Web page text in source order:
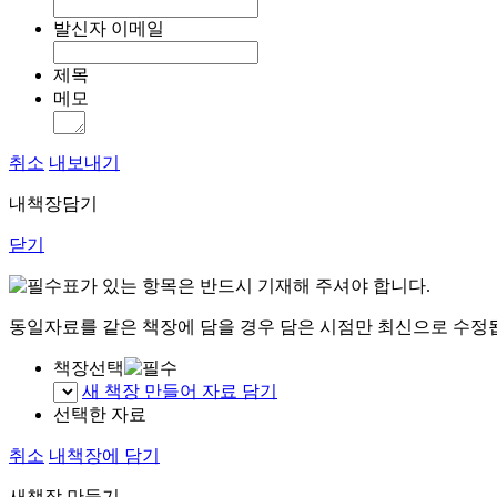
발신자 이메일
제목
메모
취소 내보내기
내책장담기
닫기
표가 있는 항목은 반드시 기재해 주셔야 합니다.
동일자료를 같은 책장에 담을 경우 담은 시점만 최신으로 수정
책장선택
새 책장 만들어 자료 담기
선택한 자료
취소 내책장에 담기